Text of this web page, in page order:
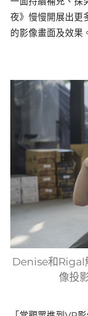
夜》慢慢開展出更
的影像畫面及效果
Denise和Rigal
像投